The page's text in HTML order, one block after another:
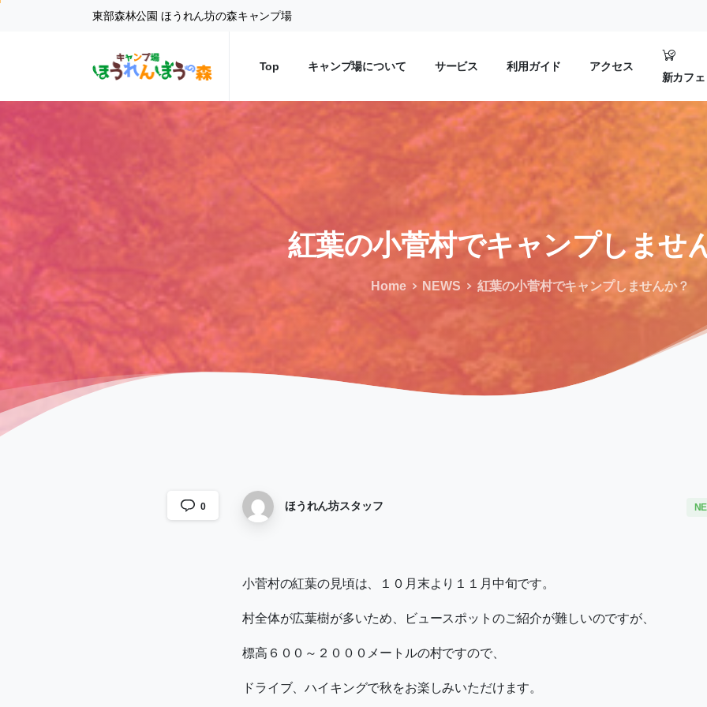
東部森林公園 ほうれん坊の森キャンプ場
Top キャンプ場について サービス 利用ガイド
アクセス
新カフェ
紅葉の小菅村でキャンプしませ
Home NEWS 紅葉の小菅村でキャンプしませんか？
0 ほうれん坊スタッフ
小菅村の紅葉の見頃は、１０月末より１１月中旬です。
村全体が広葉樹が多いため、ビュースポットのご紹介が難しいのですが、
標高６００～２０００メートルの村ですので、
ドライブ、ハイキングで秋をお楽しみいただけます。